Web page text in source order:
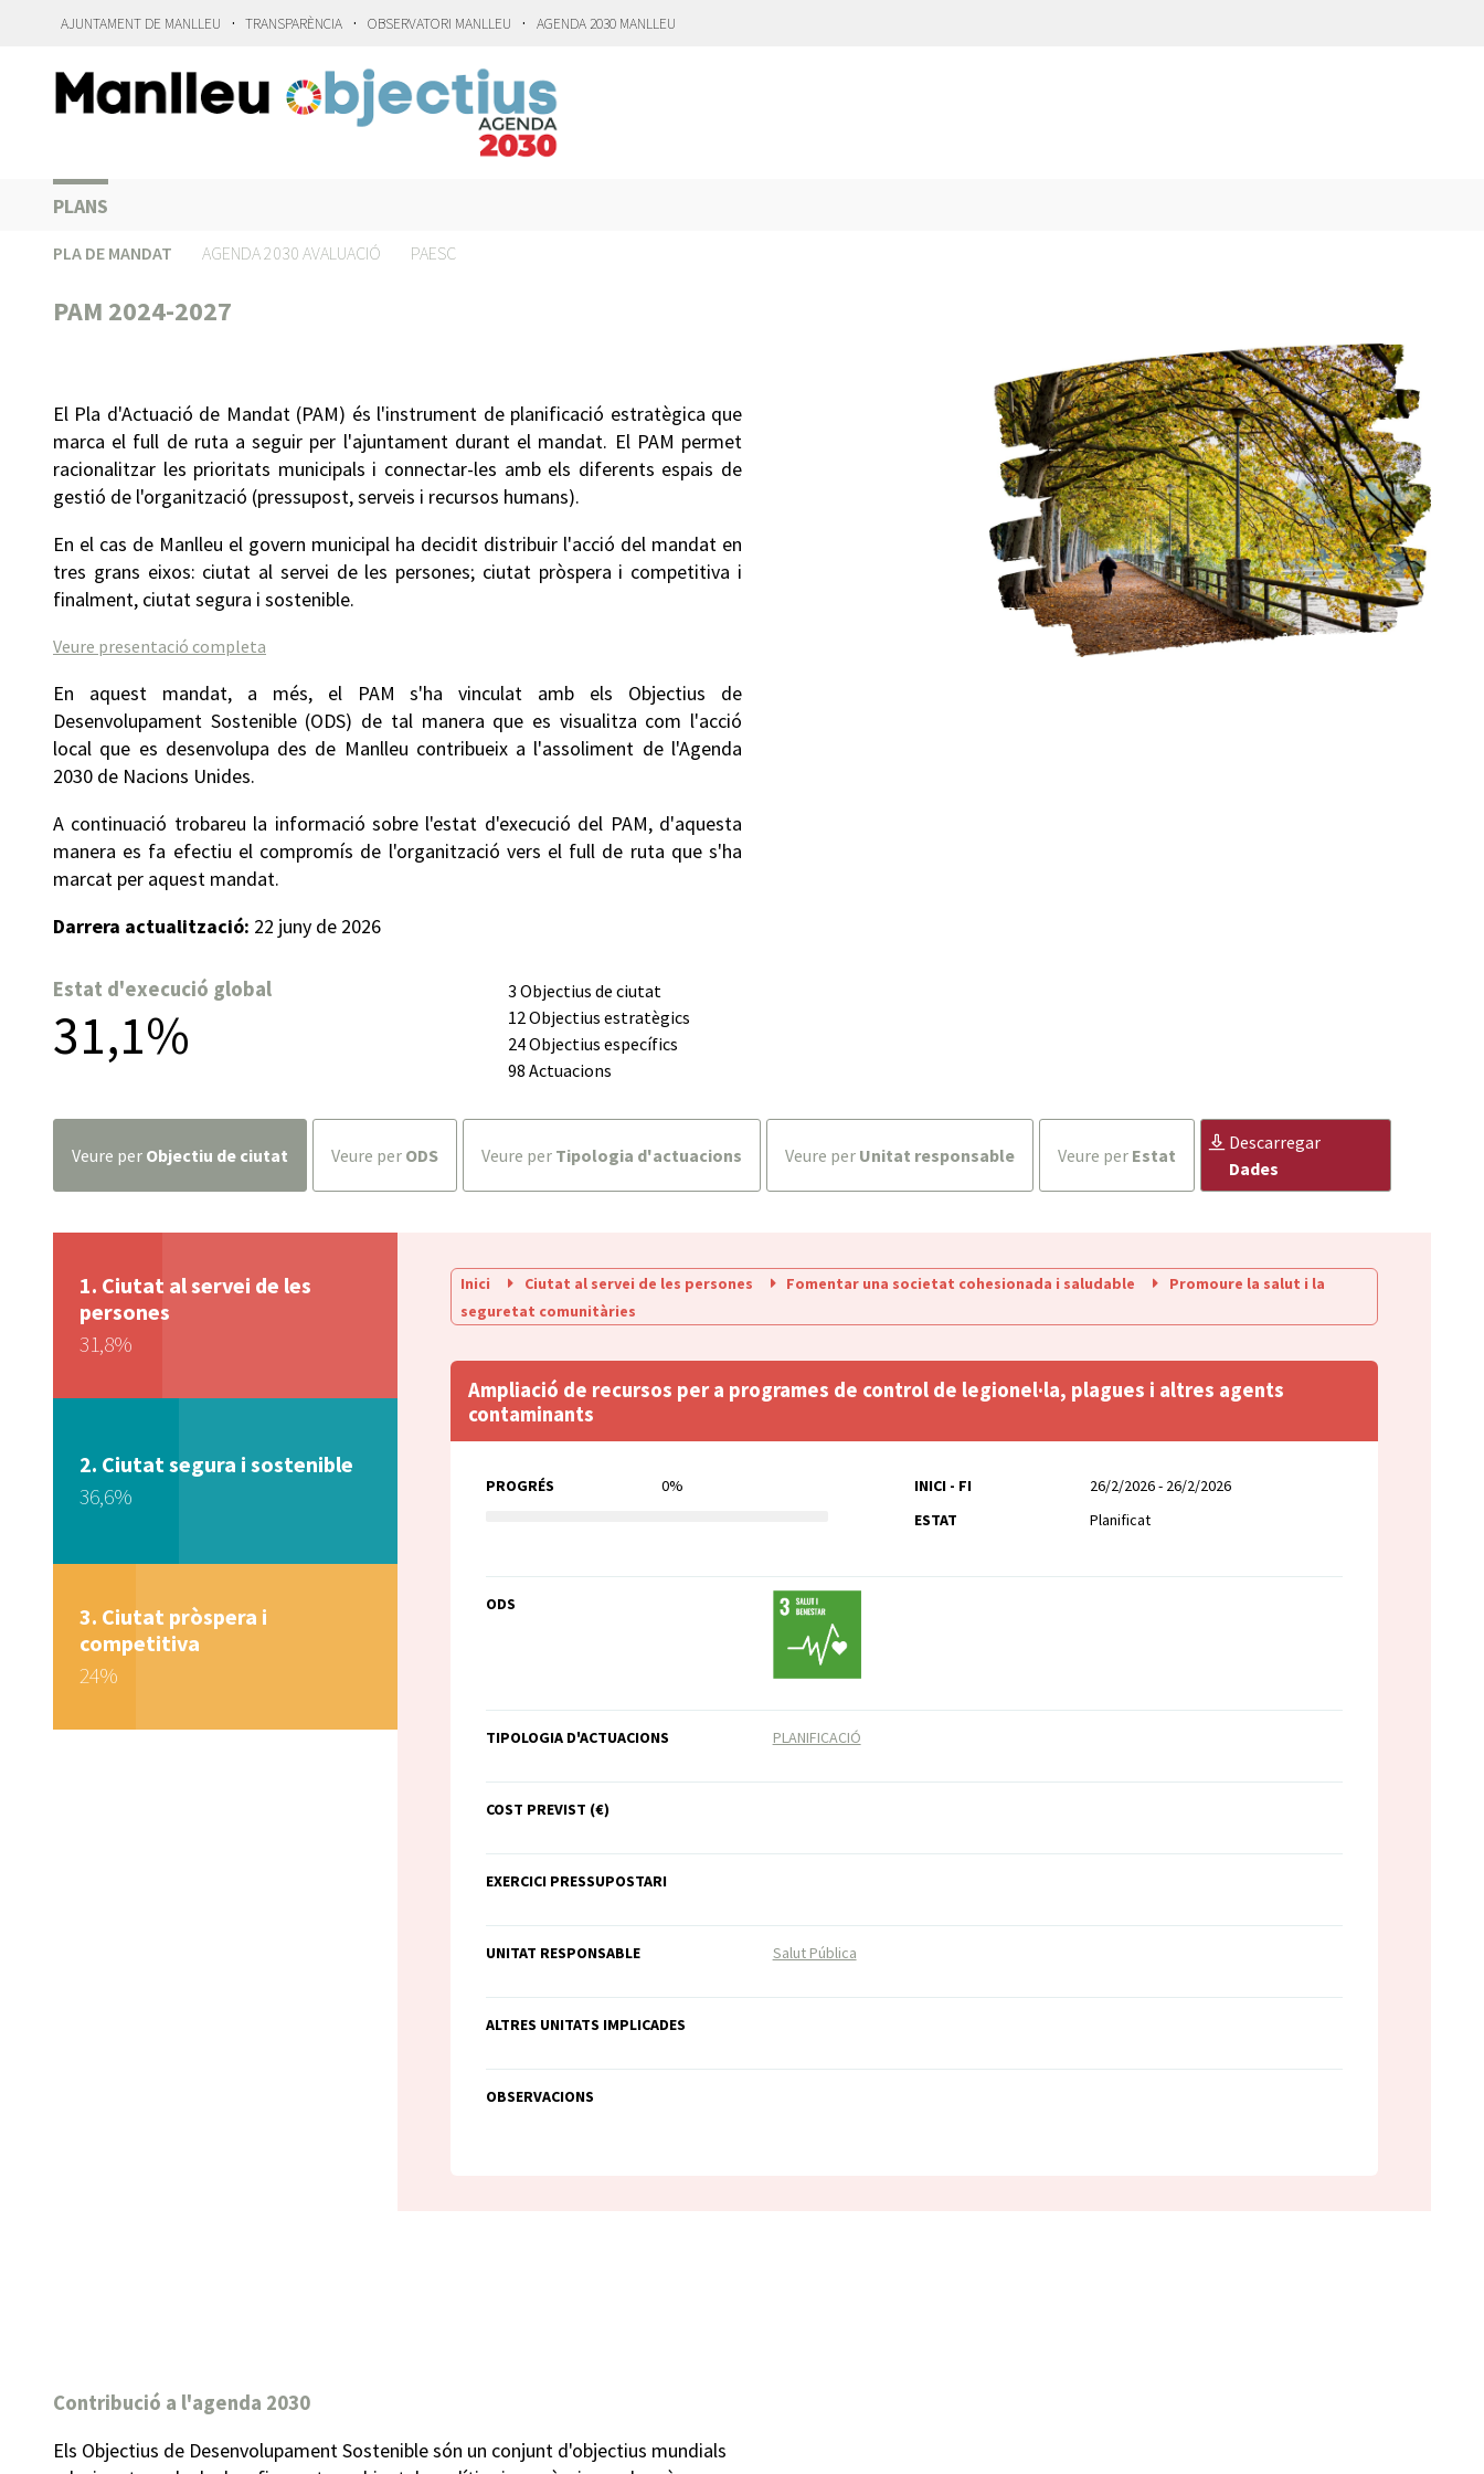
AJUNTAMENT DE MANLLEU · TRANSPARÈNCIA · OBSERVATORI MANLLEU · AGENDA 2030 MANLLEU
PLANS
PLA DE MANDAT AGENDA 2030 AVALUACIÓ PAESC
PAM 2024-2027
El Pla d'Actuació de Mandat (PAM) és l'instrument de planificació estratègica que
marca el full de ruta a seguir per l'ajuntament durant el mandat. El PAM permet
racionalitzar les prioritats municipals i connectar-les amb els diferents espais de
gestió de l'organització (pressupost, serveis i recursos humans).
En el cas de Manlleu el govern municipal ha decidit distribuir l'acció del mandat en
tres grans eixos: ciutat al servei de les persones; ciutat pròspera i competitiva i
finalment, ciutat segura i sostenible.
Veure presentació completa
En aquest mandat, a més, el PAM s'ha vinculat amb els Objectius de
Desenvolupament Sostenible (ODS) de tal manera que es visualitza com l'acció
local que es desenvolupa des de Manlleu contribueix a l'assoliment de l'Agenda
2030 de Nacions Unides.
A continuació trobareu la informació sobre l'estat d'execució del PAM, d'aquesta
manera es fa efectiu el compromís de l'organització vers el full de ruta que s'ha
marcat per aquest mandat.
Darrera actualització: 22 juny de 2026
Estat d'execució global
31,1%
3 Objectius de ciutat
12 Objectius estratègics
24 Objectius específics
98 Actuacions
veure per Objectiu de ciutat veure per ODS veure per Tipologia d'actuacions veure per Unitat responsable veure per Estat
descarregar
Dades
Ciutat al servei de les
persones
31,8%
Ciutat segura i sostenible
36,6%
Ciutat pròspera i
competitiva
24%
Inici Ciutat al servei de les persones Fomentar una societat cohesionada i saludable
Promoure la salut i la
seguretat comunitàries
Ampliació de recursos per a programes de control de legionel·la, plagues i altres agents
contaminants
PROGRÉS 0% INICI - FI
26/2/2026 - 26/2/2026
ESTAT
Planificat
ODS
TIPOLOGIA D'ACTUACIONS PLANIFICACIÓ
COST PREVIST (€)
EXERCICI PRESSUPOSTARI
UNITAT RESPONSABLE Salut Pública
ALTRES UNITATS IMPLICADES
OBSERVACIONS
Contribució a l'agenda 2030
Els Objectius de Desenvolupament Sostenible són un conjunt d'objectius mundials